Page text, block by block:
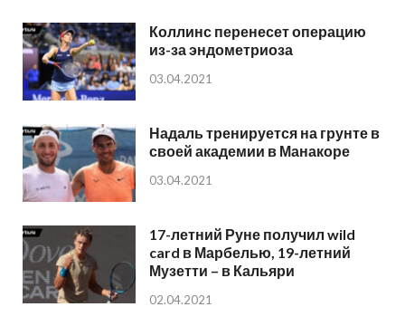
Коллинс перенесет операцию
из-за эндометриоза
03.04.2021
Надаль тренируется на грунте в
своей академии в Манакоре
03.04.2021
17-летний Руне получил wild
card в Марбелью, 19-летний
Музетти – в Кальяри
02.04.2021